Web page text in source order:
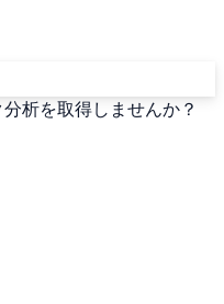
析を取得しませんか？